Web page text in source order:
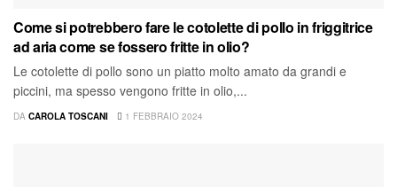
Come si potrebbero fare le cotolette di pollo in friggitrice
ad aria come se fossero fritte in olio?
Le cotolette di pollo sono un piatto molto amato da grandi e
piccini, ma spesso vengono fritte in olio,...
DA CAROLA TOSCANI 1 FEBBRAIO 2024